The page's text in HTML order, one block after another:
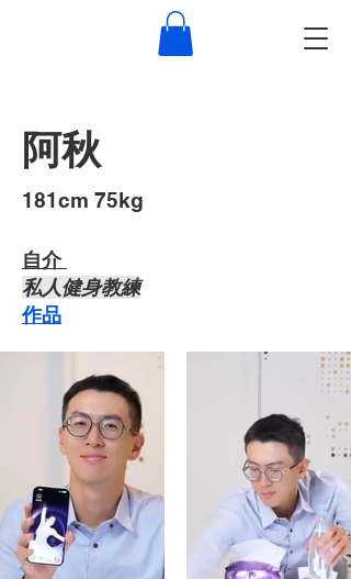
阿秋
​181cm 75kg
自介 ​
私人健身教練
作品